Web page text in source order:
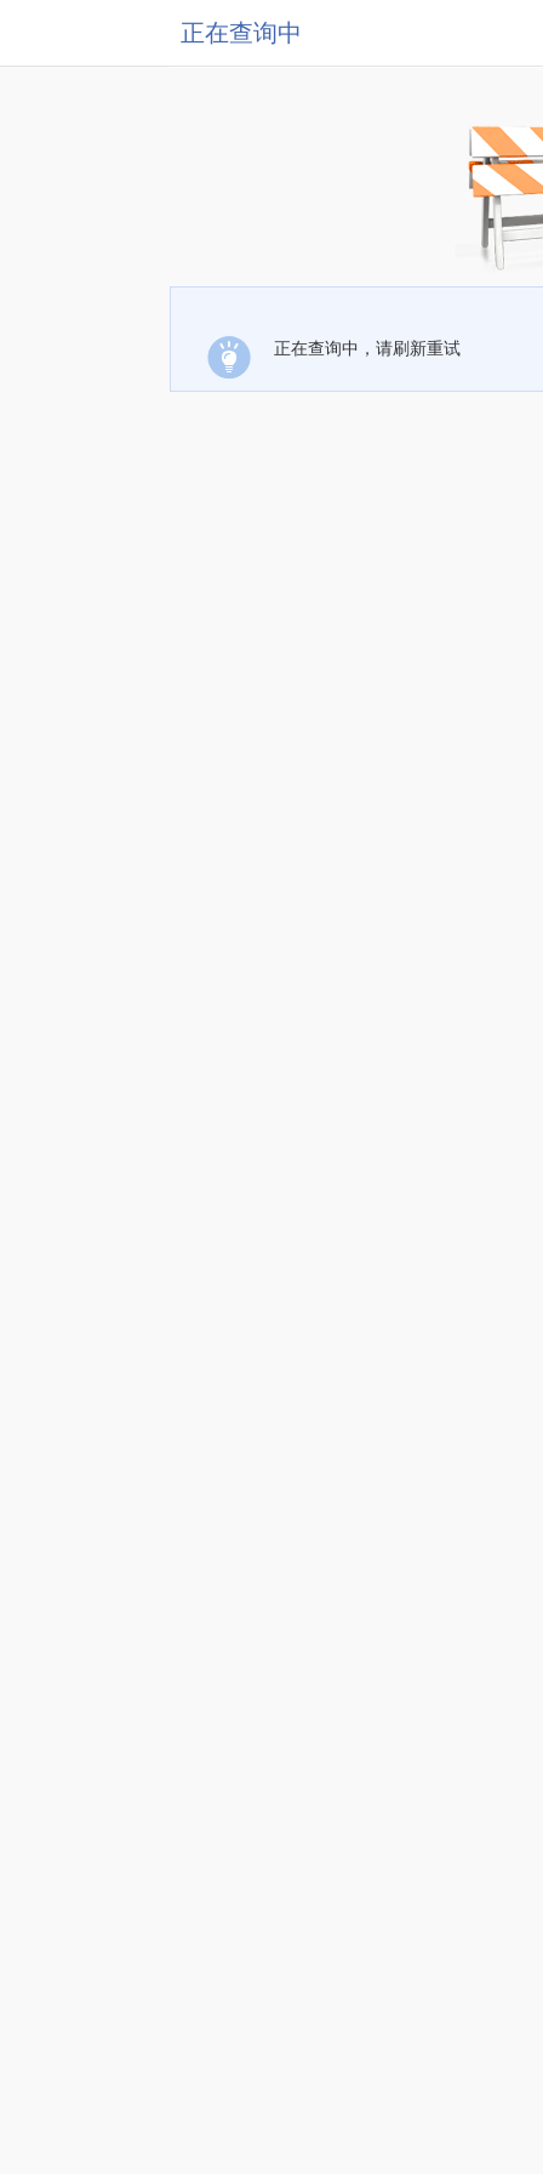
正在查询中
正在查询中，请刷新重试